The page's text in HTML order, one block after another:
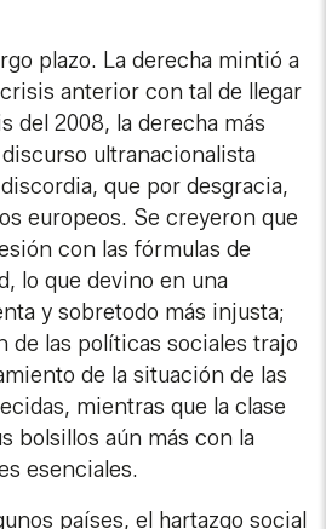
plazo. La derecha mintió a
anterior con tal de llegar
del 2008, la derecha más
ultranacionalista
que por desgracia,
europeos. Se creyeron que
con las fórmulas de
lo que devino en una
y sobretodo más injusta;
de las políticas sociales trajo
de la situación de las
mientras que la clase
bolsillos aún más con la
esenciales.
países, el hartazgo social